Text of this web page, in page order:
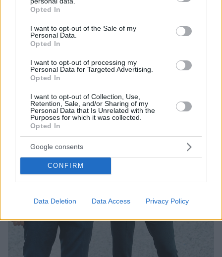
grant or deny consent to Google and its third-party tags to
use your data for below specified purposes in below Google
consent section.
Opted In
I want to opt-out of the Sale of my
Personal Data.
Opted In
I want to opt-out of processing my
Personal Data for Targeted Advertising.
Opted In
I want to opt-out of Collection, Use,
Retention, Sale, and/or Sharing of my
Personal Data that Is Unrelated with the
Purposes for which it was collected.
Opted In
Google consents
CONFIRM
Data Deletion Data Access Privacy Policy